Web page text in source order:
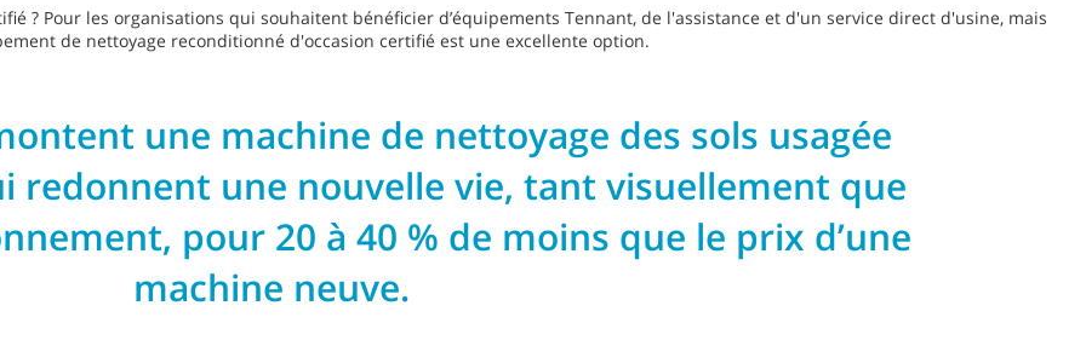
? Pour les organisations qui souhaitent bénéficier d’équipements Tennant, de l'assistance et d'un service direct d'usine, mais
de nettoyage reconditionné d'occasion certifié est une excellente option.
une machine de nettoyage des sols usagée
redonnent une nouvelle vie, tant visuellement que
pour 20 à 40 % de moins que le prix d’une
machine neuve.